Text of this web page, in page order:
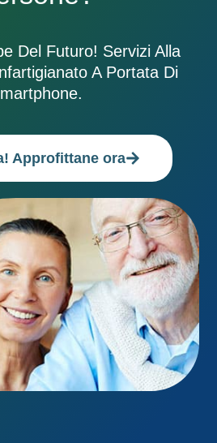
Del Futuro! Servizi Alla
A Portata Di
Approfittane ora